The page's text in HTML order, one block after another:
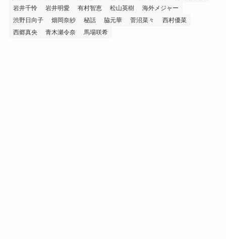
岩井千怜
岩井明愛 有村智恵 松山英樹
海外メジャー
渋野日向子
畑岡奈紗 秘話 脇元華 菅沼菜々
西村優菜
西郷真央
青木瀬令奈 馬場咲希